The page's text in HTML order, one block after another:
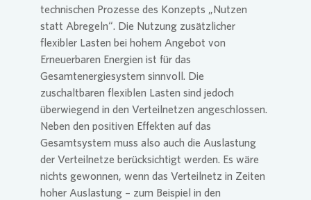
technischen Prozesse des Konzepts „Nutzen
statt Abregeln“. Die Nutzung zusätzlicher
flexibler Lasten bei hohem Angebot von
Erneuerbaren Energien ist für das
Gesamtenergiesystem sinnvoll. Die
zuschaltbaren flexiblen Lasten sind jedoch
überwiegend in den Verteilnetzen angeschlossen.
Neben den positiven Effekten auf das
Gesamtsystem muss also auch die Auslastung
der Verteilnetze berücksichtigt werden. Es wäre
nichts gewonnen, wenn das Verteilnetz in Zeiten
hoher Auslastung – zum Beispiel in den